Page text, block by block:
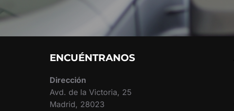
ENCUÉNTRANOS
Dirección
Avd. de la Victoria, 25
Madrid, 28023